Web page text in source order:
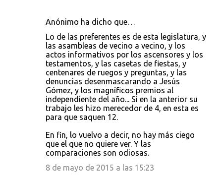
Anónimo ha dicho que…
Lo de las preferentes es de esta legislatura, y
las asambleas de vecino a vecino, y los
actos informativos por los ascensores y los
testamentos, y las casetas de fiestas, y
centenares de ruegos y preguntas, y las
denuncias desenmascarando a Jesús
Gómez, y los magníficos premios al
independiente del año... Si en la anterior su
trabajo les hizo merecedor de 4, en esta es
para que saquen 12.
En fin, lo vuelvo a decir, no hay más ciego
que el que no quiere ver. Y las
comparaciones son odiosas.
8 de mayo de 2015 a las 15:23